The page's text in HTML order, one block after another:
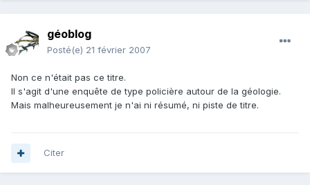
géoblog
Posté(e) 21 février 2007
Non ce n'était pas ce titre.
Il s'agit d'une enquête de type policière autour de la géologie.
Mais malheureusement je n'ai ni résumé, ni piste de titre.
Citer